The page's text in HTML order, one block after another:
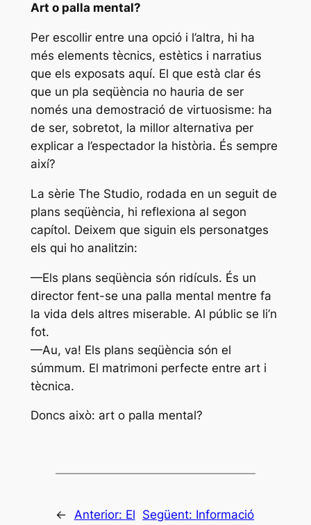
Art o palla mental?
Per escollir entre una opció i l’altra, hi ha
més elements tècnics, estètics i narratius
que els exposats aquí. El que està clar és
que un pla seqüència no hauria de ser
només una demostració de virtuosisme: ha
de ser, sobretot, la millor alternativa per
explicar a l’espectador la història. És sempre
així?
La sèrie The Studio, rodada en un seguit de
plans seqüència, hi reflexiona al segon
capítol. Deixem que siguin els personatges
els qui ho analitzin:
—Els plans seqüència són ridículs. És un
director fent-se una palla mental mentre fa
la vida dels altres miserable. Al públic se li’n
fot.
—Au, va! Els plans seqüència són el
súmmum. El matrimoni perfecte entre art i
tècnica.
Doncs això: art o palla mental?
← Anterior: El Següent: Informació